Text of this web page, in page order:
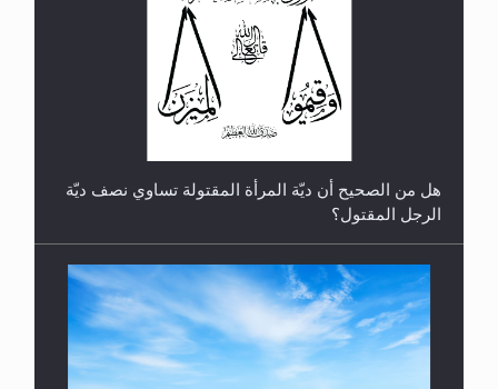
رأيٌ في لغة المسيح الموعود عليه السلام.. 4...
هل من الصحيح أن ديّة المرأة المقتولة تساوي نصف ديّة
الرجل المقتول؟